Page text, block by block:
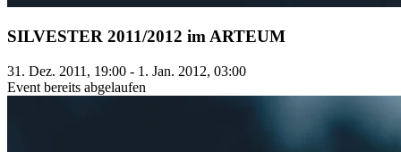
SILVESTER 2011/2012 im ARTEUM
31. Dez. 2011, 19:00 - 1. Jan. 2012, 03:00
Event bereits abgelaufen